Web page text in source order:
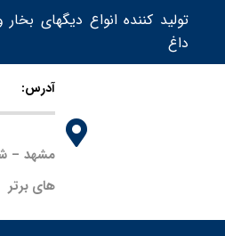
تولید کننده انواع دیگهای
داغ ​
آدرس:
مشهد –
های برتر